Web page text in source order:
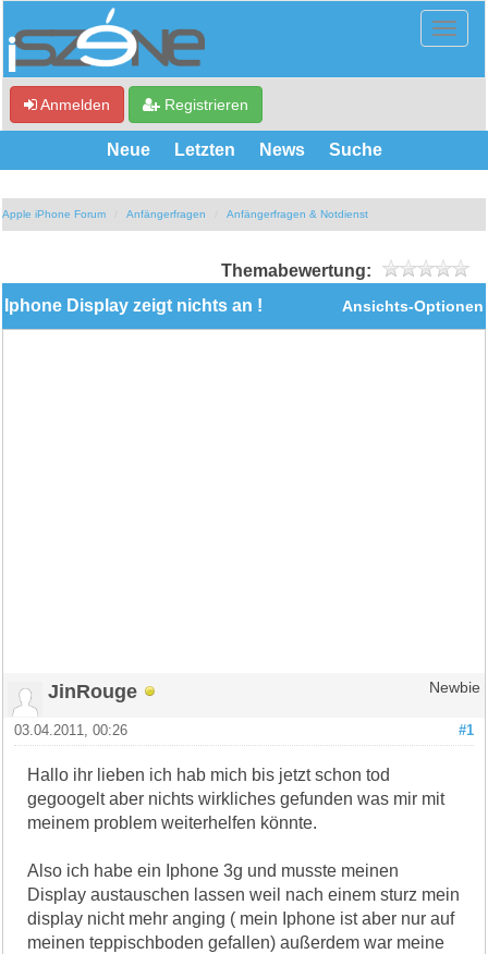
Anmelden Registrieren
Neue Letzten News Suche
Apple iPhone Forum Anfängerfragen Anfängerfragen & Notdienst
Themabewertung:
Ansichts-Optionen
Iphone Display zeigt nichts an !
JinRouge Newbie
#1
03.04.2011, 00:26
Hallo ihr lieben ich hab mich bis jetzt schon tod
gegoogelt aber nichts wirkliches gefunden was mir mit
meinem problem weiterhelfen könnte.
Also ich habe ein Iphone 3g und musste meinen
Display austauschen lassen weil nach einem sturz mein
display nicht mehr anging ( mein Iphone ist aber nur auf
meinen teppischboden gefallen) außerdem war meine